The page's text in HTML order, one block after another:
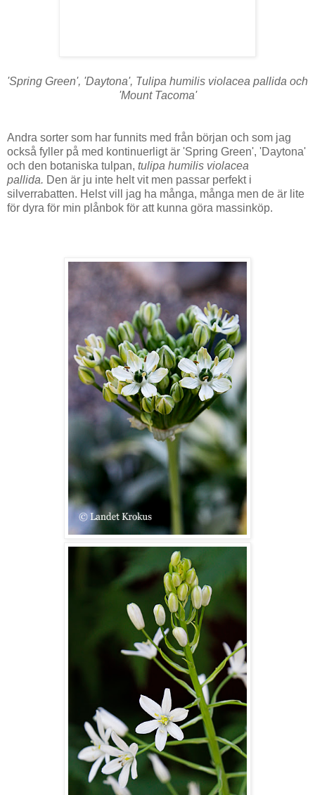
'Spring Green', 'Daytona', Tulipa humilis violacea pallida och
'Mount Tacoma'
Andra sorter som har funnits med från början och som jag
också fyller på med kontinuerligt är 'Spring Green', 'Daytona'
och den botaniska tulpan, tulipa humilis violacea
pallida. Den är ju inte helt vit men passar perfekt i
silverrabatten. Helst vill jag ha många, många men de är lite
för dyra för min plånbok för att kunna göra massinköp.